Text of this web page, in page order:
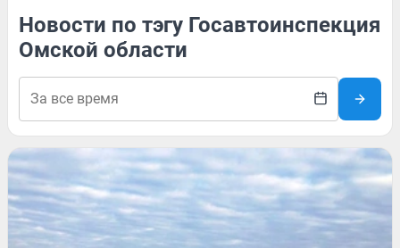
Новости по тэгу Госавтоинспекция
Омской области